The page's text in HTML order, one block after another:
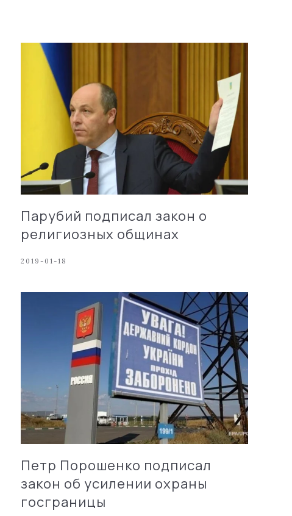
Парубий подписал закон о
религиозных общинах
2019-01-18
Петр Порошенко подписал
закон об усилении охраны
госграницы